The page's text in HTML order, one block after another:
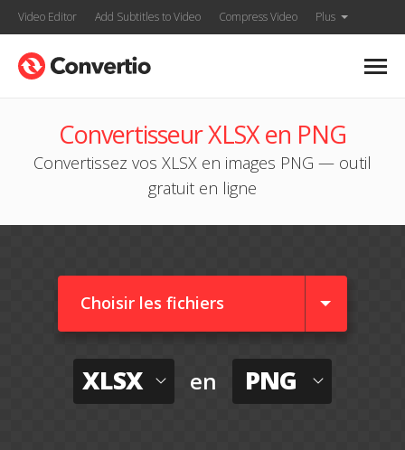
Video Editor Add Subtitles to Video Compress Video Plus
Convertisseur XLSX en PNG
Convertissez vos XLSX en images PNG — outil
gratuit en ligne
Choisir les fichiers
XLSX en PNG